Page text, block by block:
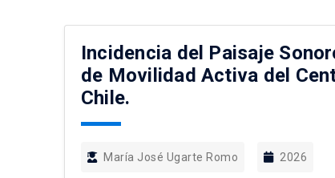
Incidencia del Paisaje
de Movilidad Activa del
Chile.
María José Ugarte Romo 2026